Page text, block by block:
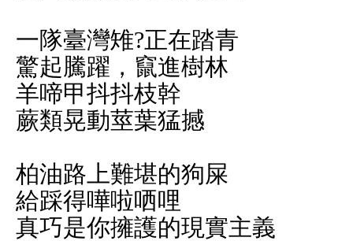
一隊臺灣雉?正在踏青
驚起騰躍，竄進樹林
羊啼甲抖抖枝幹
蕨類晃動莖葉猛撼
柏油路上難堪的狗屎
給踩得嘩啦哂哩
真巧是你擁護的現實主義